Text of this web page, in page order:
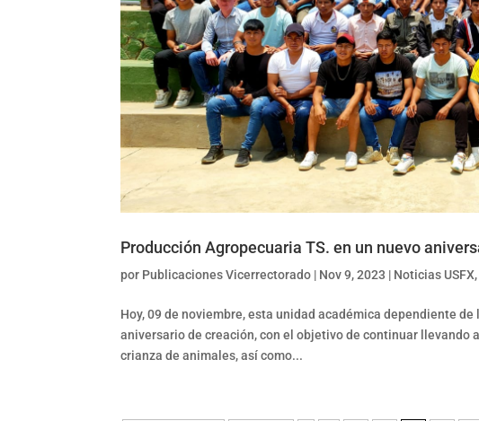
Producción Agropecuaria TS. en un nuevo
por Publicaciones Vicerrectorado | Nov 9, 2023 | Noticias USFX
Hoy, 09 de noviembre, esta unidad académica dependiente
aniversario de creación, con el objetivo de continuar
crianza de animales, así como...